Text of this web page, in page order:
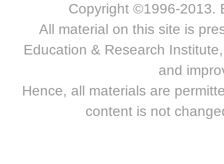
Copyright ©1996-2013.
All material on this site is
Education & Research
and
Hence, all materials are
content is not